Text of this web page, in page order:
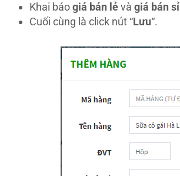
Khai báogiá bán lẻvà giá bán sỉ
Cuối cùng là click nút “Lưu“.